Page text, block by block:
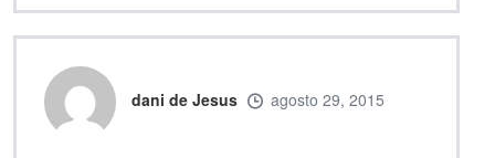
dani de Jesus agosto 29, 2015